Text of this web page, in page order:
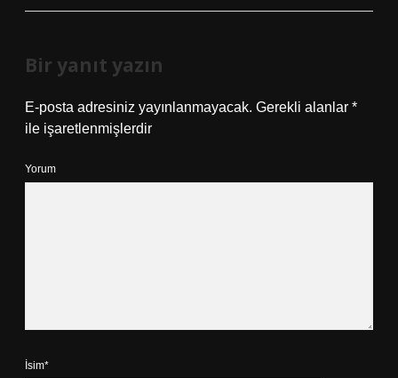
Bir yanıt yazın
E-posta adresiniz yayınlanmayacak. Gerekli alanlar *
ile işaretlenmişlerdir
Yorum
İsim*